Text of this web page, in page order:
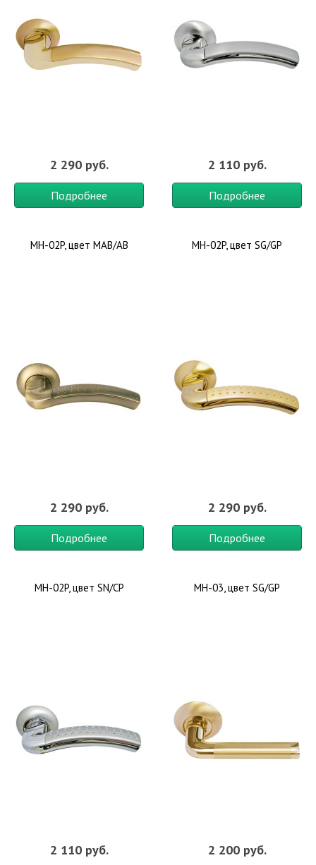
2 290 руб.
Подробнее
2 110 руб.
Подробнее
MH-02P, цвет MAB/AB
2 290 руб.
Подробнее
MH-02P, цвет SG/GP
2 290 руб.
Подробнее
MH-02P, цвет SN/CP
2 110 руб.
MH-03, цвет SG/GP
2 200 руб.